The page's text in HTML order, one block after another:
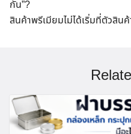
กัน”?
สินค้าพรีเมียมไม่ได้เริ่มที่ตัวสิน